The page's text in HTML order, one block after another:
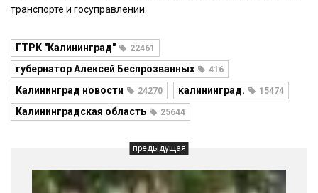
транспорте и госуправлении.
ГТРК "Калининград" 22461
губернатор Алексей Беспрозванных 416
Калининград новости 24270 калининград. 15474
Калининградская область 25644
предыдущая